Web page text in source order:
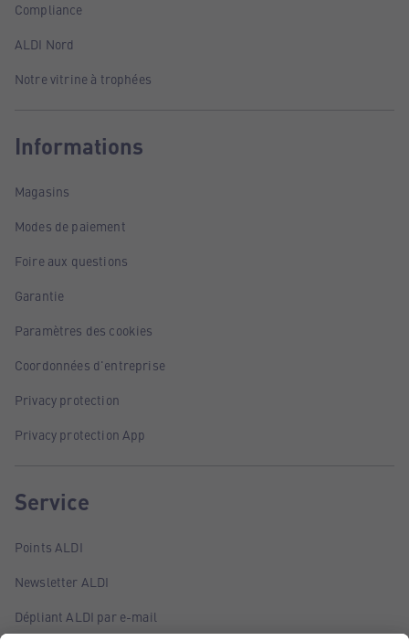
Compliance
ALDI Nord
Notre vitrine à trophées
Informations
Magasins
Modes de paiement
Foire aux questions
Garantie
Paramètres des cookies
Coordonnées d'entreprise
Privacy protection
Privacy protection App
Service
Points ALDI
Newsletter ALDI
Dépliant ALDI par e-mail